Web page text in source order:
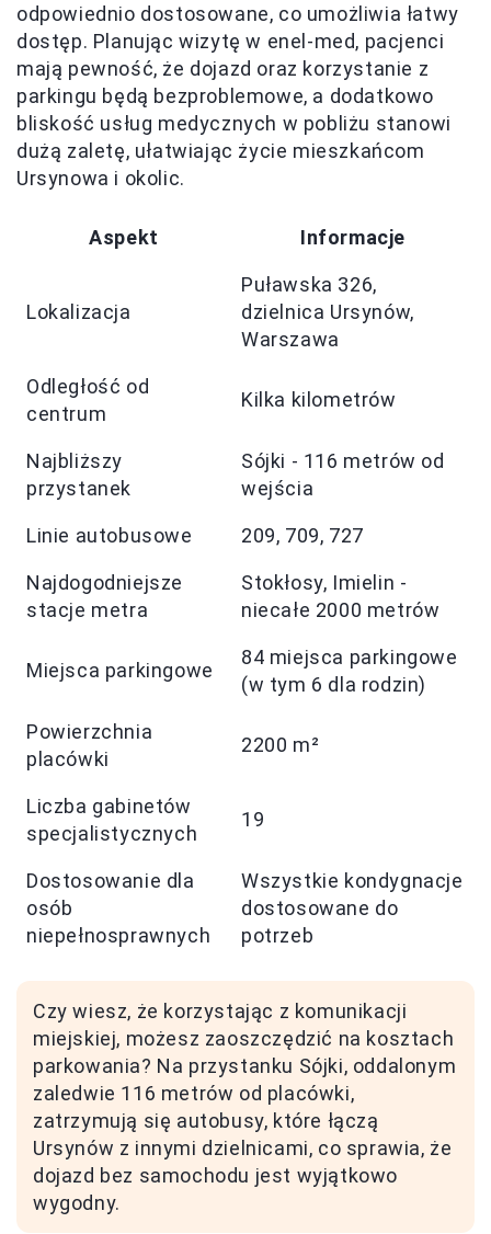
odpowiednio dostosowane, co umożliwia łatwy
dostęp. Planując wizytę w enel-med, pacjenci
mają pewność, że dojazd oraz korzystanie z
parkingu będą bezproblemowe, a dodatkowo
bliskość usług medycznych w pobliżu stanowi
dużą zaletę, ułatwiając życie mieszkańcom
Ursynowa i okolic.
Aspekt Informacje
Lokalizacja
Puławska 326,
dzielnica Ursynów,
Warszawa
Odległość od
centrum
Kilka kilometrów
Najbliższy
przystanek
Sójki - 116 metrów od
wejścia
Linie autobusowe 209, 709, 727
Najdogodniejsze
stacje metra
Stokłosy, Imielin -
niecałe 2000 metrów
Miejsca parkingowe
84 miejsca parkingowe
(w tym 6 dla rodzin)
Powierzchnia
placówki
2200 m²
Liczba gabinetów
specjalistycznych
19
Dostosowanie dla
osób
niepełnosprawnych
Wszystkie kondygnacje
dostosowane do
potrzeb
Czy wiesz, że korzystając z komunikacji
miejskiej, możesz zaoszczędzić na kosztach
parkowania? Na przystanku Sójki, oddalonym
zaledwie 116 metrów od placówki,
zatrzymują się autobusy, które łączą
Ursynów z innymi dzielnicami, co sprawia, że
dojazd bez samochodu jest wyjątkowo
wygodny.